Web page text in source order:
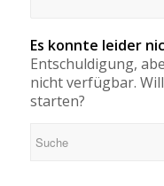
Es konnte leider
Entschuldigung,
nicht verfügbar.
starten?